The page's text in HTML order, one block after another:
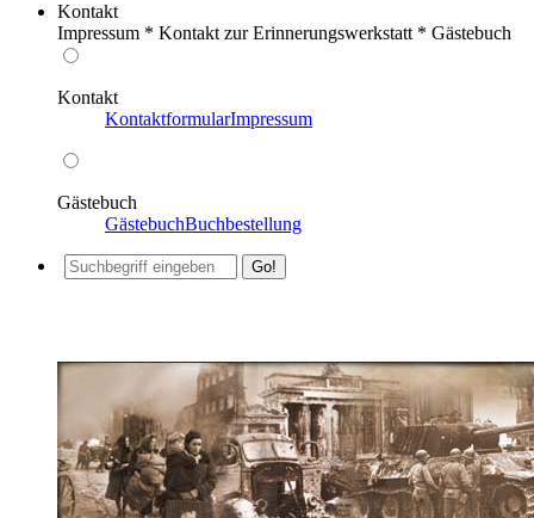
Kontakt
Impressum * Kontakt zur Erinnerungswerkstatt * Gästebuch
Kontakt
KontaktformularImpressum
Gästebuch
GästebuchBuchbestellung